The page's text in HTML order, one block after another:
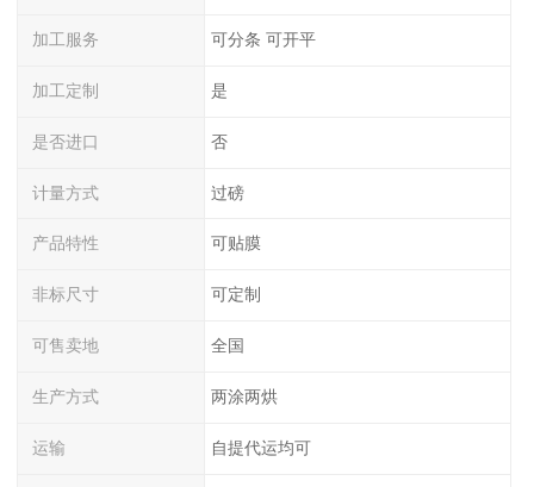
加工服务 可分条 可开平
加工定制 是
是否进口 否
计量方式 过磅
产品特性 可贴膜
非标尺寸 可定制
可售卖地 全国
生产方式 两涂两烘
运输 自提代运均可